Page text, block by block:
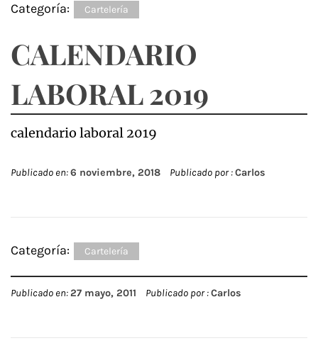
Categoría: Cartelería
CALENDARIO
LABORAL 2019
calendario laboral 2019
Publicado en:6 noviembre, 2018 Publicado por :Carlos
Categoría: Cartelería
Publicado en:27 mayo, 2011 Publicado por :Carlos